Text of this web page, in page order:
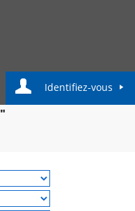
Identifiez-vous